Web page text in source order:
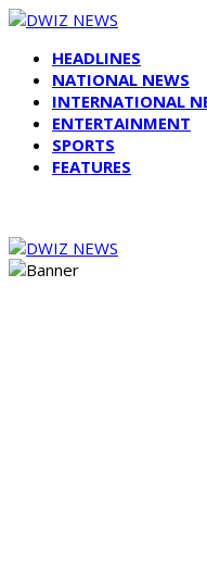
HEADLINES
NATIONAL NEWS
INTERNATIONAL
ENTERTAINMENT
SPORTS
FEATURES